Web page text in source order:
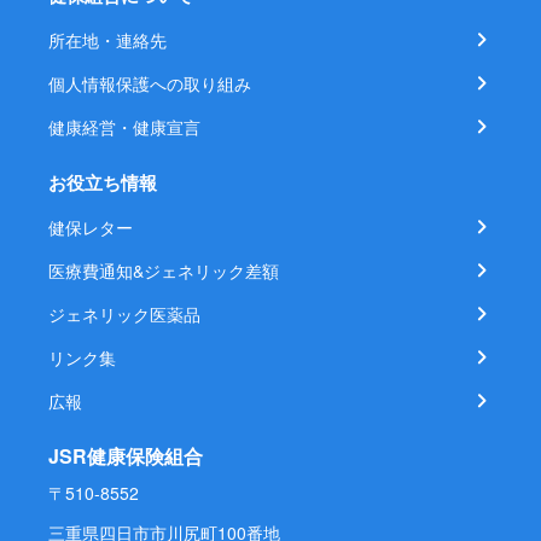
所在地・連絡先
個人情報保護への取り組み
健康経営・健康宣言
お役立ち情報
健保レター
医療費通知&ジェネリック差額
ジェネリック医薬品
リンク集
広報
JSR健康保険組合
〒510-8552
三重県四日市市川尻町100番地